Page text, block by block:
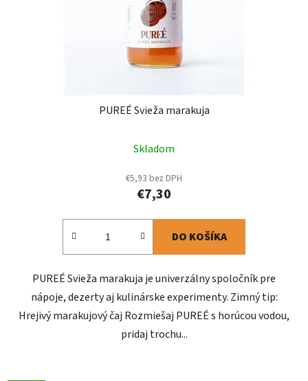
PUREÉ Svieža marakuja
Skladom
€5,93 bez DPH
€7,30
DO KOŠÍKA
PUREÉ Svieža marakuja je univerzálny spoločník pre
nápoje, dezerty aj kulinárske experimenty. Zimný tip:
Hrejivý marakujový čaj Rozmiešaj PUREÉ s horúcou vodou,
pridaj trochu...